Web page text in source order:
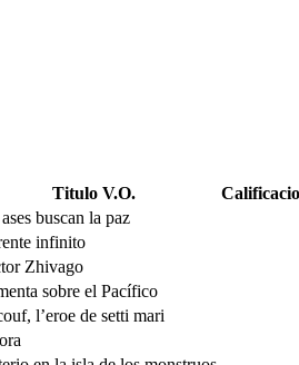
Titulo V.O.
buscan la paz
infinito
Zhivago
sobre el Pacífico
l’eroe de setti mari